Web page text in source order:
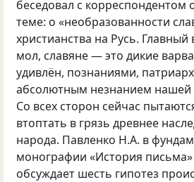
беседовал с корреспондентом
теме: о «необразованности
христианства на Русь.
мол, славяне — это дикие
удивлён, познаниями,
абсолютным незнанием нашей
Со всех сторон сейчас
втоптать в грязь древнее
народа. Павленко Н.А. в
монографии «История
обсуждает шесть гипотез